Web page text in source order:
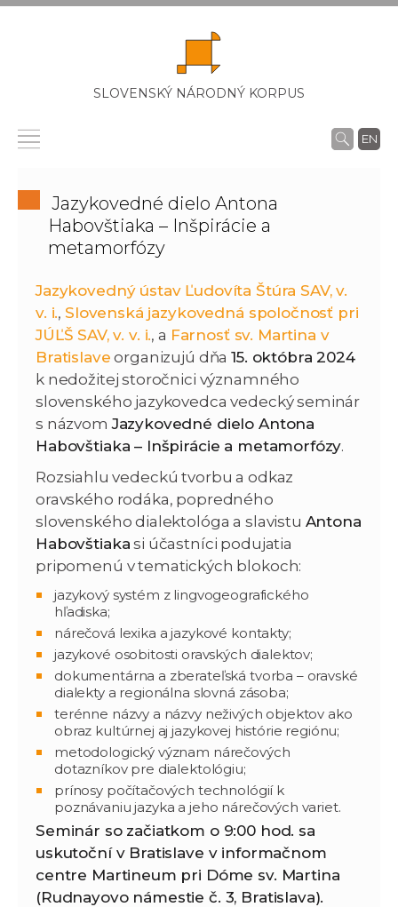
SLOVENSKÝ NÁRODNÝ KORPUS
EN
Jazykovedné dielo Antona
Habovštiaka – Inšpirácie a
metamorfózy
Jazykovedný ústav Ľudovíta Štúra SAV, v.
v. i., Slovenská jazykovedná spoločnosť pri
JÚĽŠ SAV, v. v. i., a Farnosť sv. Martina v
Bratislave organizujú dňa15. októbra 2024
k nedožitej storočnici významného
slovenského jazykovedca vedecký seminár
s názvomJazykovedné dielo Antona
Habovštiaka – Inšpirácie a metamorfózy.
Rozsiahlu vedeckú tvorbu a odkaz
oravského rodáka, popredného
slovenského dialektológa a slavistu Antona
Habovštiaka si účastníci podujatia
pripomenú v tematických blokoch:
jazykový systém z lingvogeografického
hľadiska;
nárečová lexika a jazykové kontakty;
jazykové osobitosti oravských dialektov;
dokumentárna a zberateľská tvorba – oravské
dialekty a regionálna slovná zásoba;
terénne názvy a názvy neživých objektov ako
obraz kultúrnej aj jazykovej histórie regiónu;
metodologický význam nárečových
dotazníkov pre dialektológiu;
prínosy počítačových technológií k
poznávaniu jazyka a jeho nárečových variet.
Seminár so začiatkom o 9:00 hod. sa
uskutoční v Bratislave v informačnom
centre Martineum pri Dóme sv. Martina
(Rudnayovo námestie č. 3, Bratislava).